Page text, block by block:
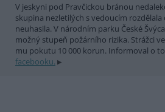
V jeskyni pod Pravčickou bránou
skupina nezletilých s vedoucím
neuhasila. V národním parku České
možný stupeň požárního rizika. Strážci
mu pokutu 10 000 korun. Informoval o
facebooku.